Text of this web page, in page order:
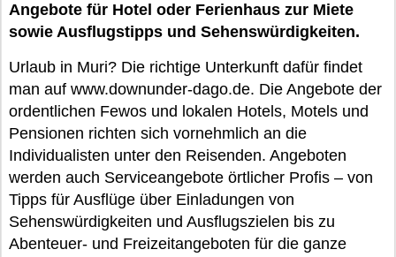
Angebote für Hotel oder Ferienhaus zur Miete
sowie Ausflugstipps und Sehenswürdigkeiten.
Urlaub in Muri? Die richtige Unterkunft dafür findet
man auf www.downunder-dago.de. Die Angebote der
ordentlichen Fewos und lokalen Hotels, Motels und
Pensionen richten sich vornehmlich an die
Individualisten unter den Reisenden. Angeboten
werden auch Serviceangebote örtlicher Profis – von
Tipps für Ausflüge über Einladungen von
Sehenswürdigkeiten und Ausflugszielen bis zu
Abenteuer- und Freizeitangeboten für die ganze